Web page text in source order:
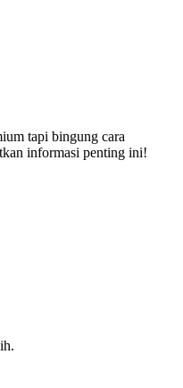
tapi bingung cara
informasi penting ini!